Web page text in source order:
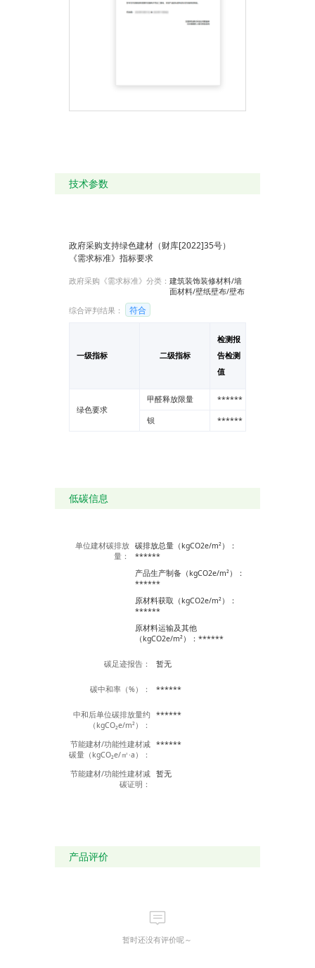
技术参数
政府采购支持绿色建材（财库[2022]35号）
《需求标准》指标要求
政府采购《需求标准》分类：建筑装饰装修材料/墙
面材料/壁纸壁布/壁布
综合评判结果：
符合
一级指标 二级指标
检测报
告检测
值
绿色要求
甲醛释放限量 ******
钡 ******
低碳信息
单位建材碳排放
量：
碳排放总量（kgCO2e/m²）：
******
产品生产制备（kgCO2e/m²）：
******
原材料获取（kgCO2e/m²）：
******
原材料运输及其他
（kgCO2e/m²）：******
碳足迹报告： 暂无
碳中和率（%）： ******
中和后单位碳排放量约
（kgCO₂e/m²）：
******
节能建材/功能性建材减
碳量（kgCO₂e/㎡·a）：
******
节能建材/功能性建材减
碳证明：
暂无
产品评价
暂时还没有评价呢～